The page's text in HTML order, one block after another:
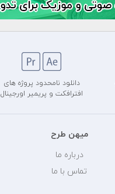
دانلود نامحدود پروژه های
افترافکت و پریمیر اورجینال
میهن طرح
درباره ما
تماس با ما